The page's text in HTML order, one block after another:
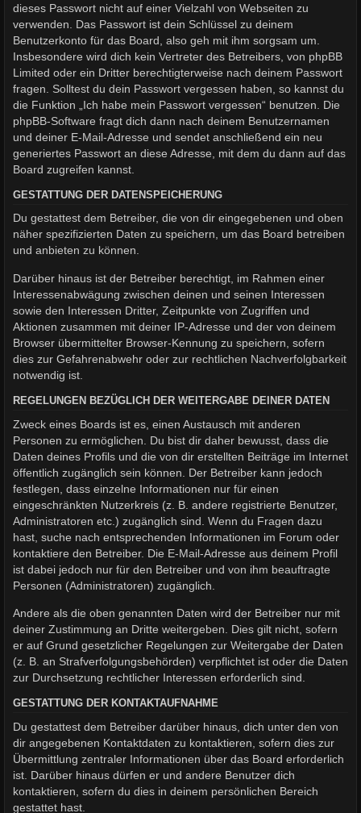
dieses Passwort nicht auf einer Vielzahl von Webseiten zu
verwenden. Das Passwort ist dein Schlüssel zu deinem
Benutzerkonto für das Board, also geh mit ihm sorgsam um.
Insbesondere wird dich kein Vertreter des Betreibers, von phpBB
Limited oder ein Dritter berechtigterweise nach deinem Passwort
fragen. Solltest du dein Passwort vergessen haben, so kannst du
die Funktion „Ich habe mein Passwort vergessen“ benutzen. Die
phpBB-Software fragt dich dann nach deinem Benutzernamen
und deiner E-Mail-Adresse und sendet anschließend ein neu
generiertes Passwort an diese Adresse, mit dem du dann auf das
Board zugreifen kannst.
GESTATTUNG DER DATENSPEICHERUNG
Du gestattest dem Betreiber, die von dir eingegebenen und oben
näher spezifizierten Daten zu speichern, um das Board betreiben
und anbieten zu können.
Darüber hinaus ist der Betreiber berechtigt, im Rahmen einer
Interessenabwägung zwischen deinen und seinen Interessen
sowie den Interessen Dritter, Zeitpunkte von Zugriffen und
Aktionen zusammen mit deiner IP-Adresse und der von deinem
Browser übermittelter Browser-Kennung zu speichern, sofern
dies zur Gefahrenabwehr oder zur rechtlichen Nachverfolgbarkeit
notwendig ist.
REGELUNGEN BEZÜGLICH DER WEITERGABE DEINER DATEN
Zweck eines Boards ist es, einen Austausch mit anderen
Personen zu ermöglichen. Du bist dir daher bewusst, dass die
Daten deines Profils und die von dir erstellten Beiträge im Internet
öffentlich zugänglich sein können. Der Betreiber kann jedoch
festlegen, dass einzelne Informationen nur für einen
eingeschränkten Nutzerkreis (z. B. andere registrierte Benutzer,
Administratoren etc.) zugänglich sind. Wenn du Fragen dazu
hast, suche nach entsprechenden Informationen im Forum oder
kontaktiere den Betreiber. Die E-Mail-Adresse aus deinem Profil
ist dabei jedoch nur für den Betreiber und von ihm beauftragte
Personen (Administratoren) zugänglich.
Andere als die oben genannten Daten wird der Betreiber nur mit
deiner Zustimmung an Dritte weitergeben. Dies gilt nicht, sofern
er auf Grund gesetzlicher Regelungen zur Weitergabe der Daten
(z. B. an Strafverfolgungsbehörden) verpflichtet ist oder die Daten
zur Durchsetzung rechtlicher Interessen erforderlich sind.
GESTATTUNG DER KONTAKTAUFNAHME
Du gestattest dem Betreiber darüber hinaus, dich unter den von
dir angegebenen Kontaktdaten zu kontaktieren, sofern dies zur
Übermittlung zentraler Informationen über das Board erforderlich
ist. Darüber hinaus dürfen er und andere Benutzer dich
kontaktieren, sofern du dies in deinem persönlichen Bereich
gestattet hast.